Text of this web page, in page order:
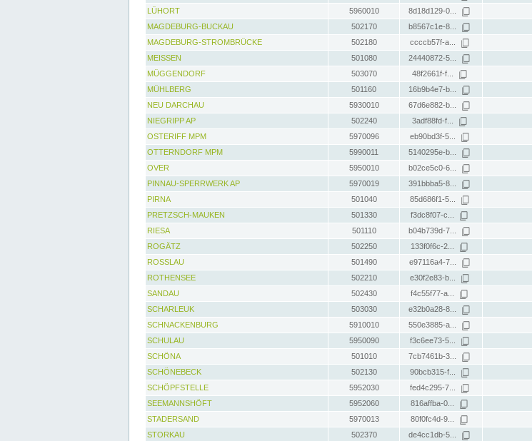
LÜHORT
5960010 8d18d129-0...
MAGDEBURG-BUCKAU
502170 b8567c1e-8...
MAGDEBURG-STROMBRÜCKE
502180 ccccb57f-a...
MEISSEN
501080 24440872-5...
MÜGGENDORF
503070 48f2661f-f...
MÜHLBERG
501160 16b9b4e7-b...
NEU DARCHAU
5930010 67d6e882-b...
NIEGRIPP AP
502240 3adf88fd-f...
OSTERIFF MPM
5970096 eb90bd3f-5...
OTTERNDORF MPM
5990011 5140295e-b...
OVER
5950010 b02ce5c0-6...
PINNAU-SPERRWERK AP
5970019 391bbba5-8...
PIRNA
501040 85d686f1-5...
PRETZSCH-MAUKEN
501330 f3dc8f07-c...
RIESA
501110 b04b739d-7...
ROGÄTZ
502250 133f0f6c-2...
ROSSLAU
501490 e97116a4-7...
ROTHENSEE
502210 e30f2e83-b...
SANDAU
502430 f4c55f77-a...
SCHARLEUK
503030 e32b0a28-8...
SCHNACKENBURG
5910010 550e3885-a...
SCHULAU
5950090 f3c6ee73-5...
SCHÖNA
501010 7cb7461b-3...
SCHÖNEBECK
502130 90bcb315-f...
SCHÖPFSTELLE
5952030 fed4c295-7...
SEEMANNSHÖFT
5952060 816affba-0...
STADERSAND
5970013 80f0fc4d-9...
STORKAU
502370 de4cc1db-5...